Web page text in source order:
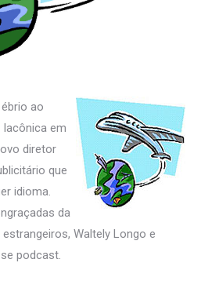
ao
lacônica em
diretor
que
idioma.
da
Waltely Longo e
podcast.